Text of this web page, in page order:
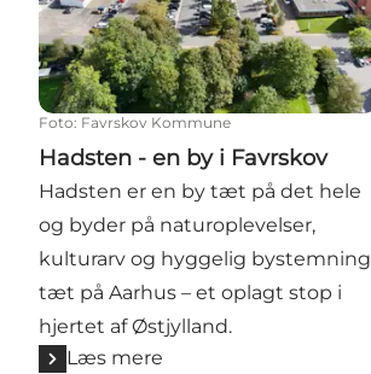
Foto: Favrskov Kommune
Hadsten - en by i Favrskov
Hadsten er en by tæt på det hele
og byder på naturoplevelser,
kulturarv og hyggelig bystemning
tæt på Aarhus – et oplagt stop i
hjertet af Østjylland.
Læs mere